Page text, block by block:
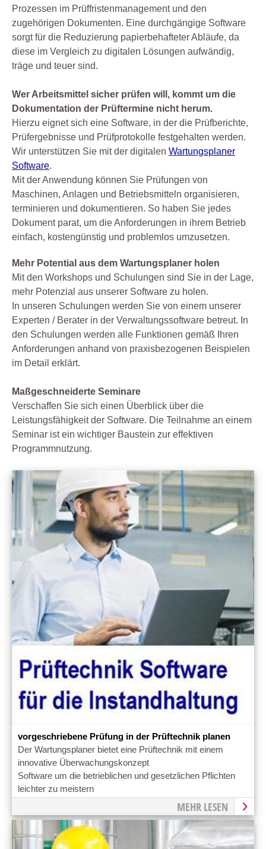
Prozessen im Prüffristenmanagement und den
zugehörigen Dokumenten. Eine durchgängige Software
sorgt für die Reduzierung papierbehafteter Abläufe, da
diese im Vergleich zu digitalen Lösungen aufwändig,
träge und teuer sind.
Wer Arbeitsmittel sicher prüfen will, kommt um die
Dokumentation der Prüftermine nicht herum.
Hierzu eignet sich eine Software, in der die Prüfberichte,
Prüfergebnisse und Prüfprotokolle festgehalten werden.
Wir unterstützen Sie mit der digitalen Wartungsplaner
Software.
Mit der Anwendung können Sie Prüfungen von
Maschinen, Anlagen und Betriebsmitteln organisieren,
terminieren und dokumentieren. So haben Sie jedes
Dokument parat, um die Anforderungen in ihrem Betrieb
einfach, kostengünstig und problemlos umzusetzen.
Mehr Potential aus dem Wartungsplaner holen
Mit den Workshops und Schulungen sind Sie in der Lage,
mehr Potenzial aus unserer Software zu holen.
In unseren Schulungen werden Sie von einem unserer
Experten / Berater in der Verwaltungssoftware betreut. In
den Schulungen werden alle Funktionen gemäß Ihren
Anforderungen anhand von praxisbezogenen Beispielen
im Detail erklärt.
Maßgeschneiderte Seminare
Verschaffen Sie sich einen Überblick über die
Leistungsfähigkeit der Software. Die Teilnahme an einem
Seminar ist ein wichtiger Baustein zur effektiven
Programmnutzung.
vorgeschriebene Prüfung in der Prüftechnik planen
Der Wartungsplaner bietet eine Prüftechnik mit einem
innovative Überwachungskonzept
Software um die betrieblichen und gesetzlichen Pflichten
leichter zu meistern
MEHR LESEN